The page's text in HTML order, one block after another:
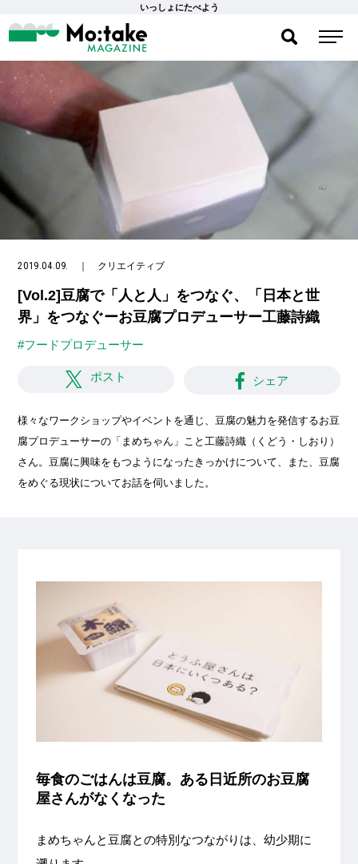
いっしょにたべよう
2019.04.09. クリエイティブ
[Vol.2]豆腐で「人と人」をつなぐ、「日本と世
界」をつなぐーお豆腐プロデューサー工藤詩織
#フードプロデューサー
ポスト シェア
様々なワークショップやイベントを通じ、豆腐の魅力を発信するお豆
腐プロデューサーの「まめちゃん」こと工藤詩織（くどう・しおり）
さん。豆腐に興味をもつようになったきっかけについて、また、豆腐
をめぐる現状についてお話を伺いました。
毎食のごはんは豆腐。ある日近所のお豆腐
屋さんがなくなった
まめちゃんと豆腐との特別なつながりは、幼少期に